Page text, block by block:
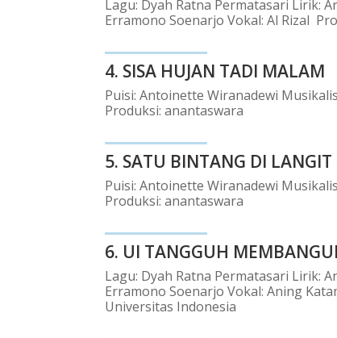
Lagu: Dyah Ratna Permatasari Lirik:
Erramono Soenarjo Vokal: Al Rizal
4. SISA HUJAN TADI MALAM
Puisi: Antoinette Wiranadewi
Produksi: anantaswara
5. SATU BINTANG DI LANGIT
Puisi: Antoinette Wiranadewi
Produksi: anantaswara
6. UI TANGGUH
Lagu: Dyah Ratna Permatasari Lirik:
Erramono Soenarjo Vokal: Aning
Universitas Indonesia